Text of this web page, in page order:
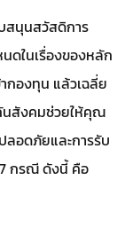
สนุนสวัสดิการ
ดในเรื่องของหลัก
กองทุน แล้วเฉลี่ย
นสังคมช่วยให้คุณ
ลอดภัยและการรับ
กรณี ดังนี้ คือ